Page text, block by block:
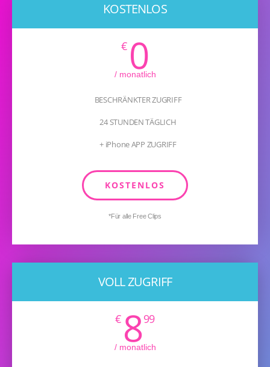
KOSTENLOS
€ 0
/ monatlich
BESCHRÄNKTER ZUGRIFF
24 STUNDEN TÄGLICH
+ iPhone APP ZUGRIFF
KOSTENLOS
*Für alle Free Clips
VOLL ZUGRIFF
€ 899
/ monatlich